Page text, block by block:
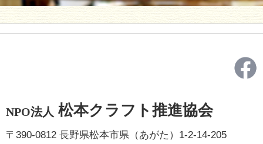
NPO法人 松本クラフト推進協会
〒390-0812 長野県松本市県（あがた）1-2-14-205